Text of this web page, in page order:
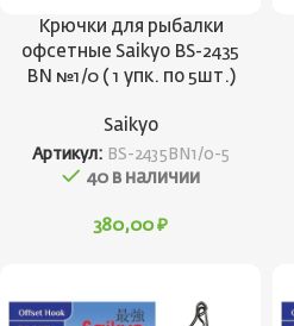
Крючки для рыбалки
офсетные Saikyo BS-2435
BN №1/0 ( 1 упк. по 5шт.)
Saikyo
Артикул: BS-2435BN1/0-5
40 в наличии
380,00 ₽